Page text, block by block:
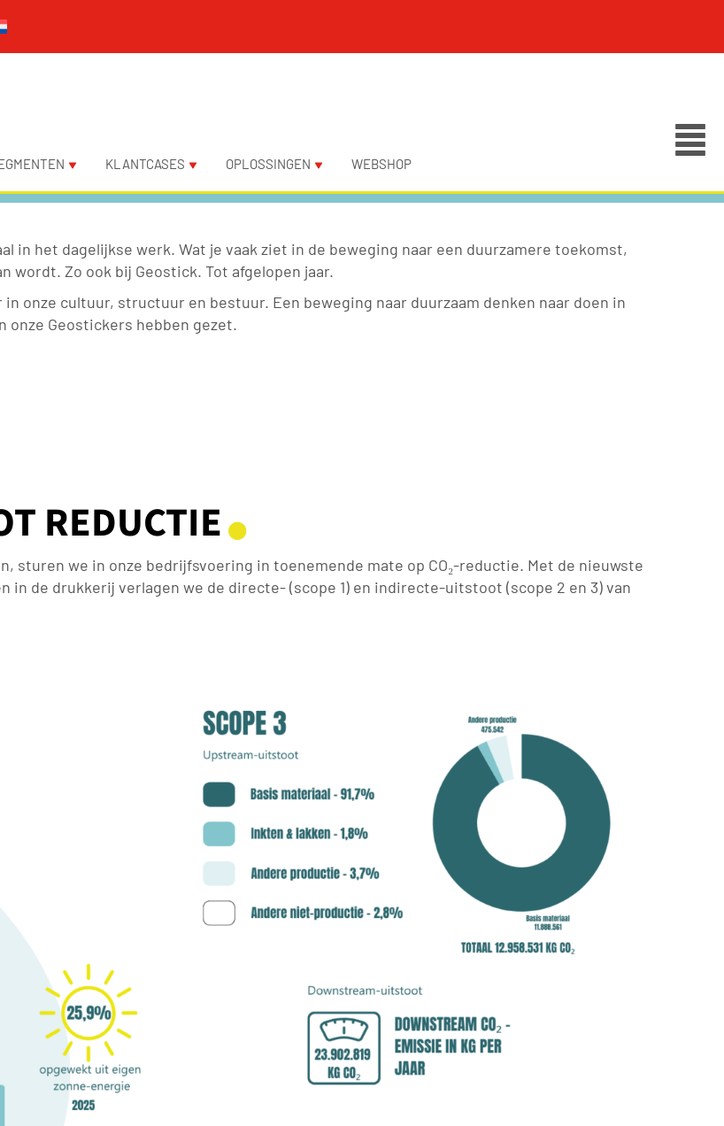
KLANTCASES OPLOSSINGEN WEBSHOP
in het dagelijkse werk. Wat je vaak ziet in de beweging naar een duurzamere toekomst,
wordt. Zo ook bij Geostick. Tot afgelopen jaar.
onze cultuur, structuur en bestuur. Een beweging naar duurzaam denken naar doen in
onze Geostickers hebben gezet.
REDUCTIE ⬤
sturen we in onze bedrijfsvoering in toenemende mate op CO₂-reductie. Met de nieuwste
de drukkerij verlagen we de directe- (scope 1) en indirecte-uitstoot (scope 2 en 3) van